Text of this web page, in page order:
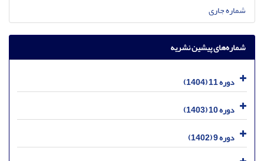
شماره جاری
شماره‌های پیشین نشریه
دوره 11 (1404)
دوره 10 (1403)
دوره 9 (1402)